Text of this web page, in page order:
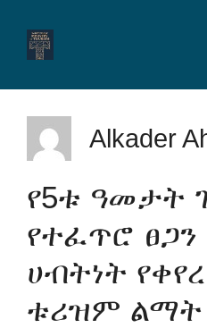
Alkader
የ5ቱ ዓመታት
የተፈጥሮ ፀጋን
ሀብትነት
ቱሪዝም ልማት